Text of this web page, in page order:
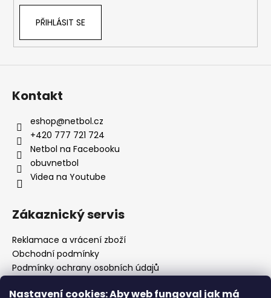
Nastavení cookies: Aby web fungoval jak má
PŘIHLÁSIT SE
Kontakt
eshop@netbol.cz
+420 777 721 724
Netbol na Facebooku
obuvnetbol
Videa na Youtube
Zákaznický servis
Reklamace a vrácení zboží
Obchodní podmínky
Podmínky ochrany osobních údajů
Kontakty